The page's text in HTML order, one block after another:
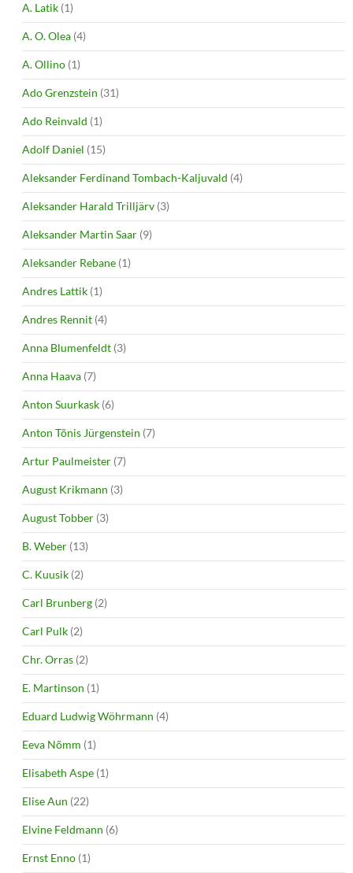
A. Latik (1)
A. O. Olea (4)
A. Ollino (1)
Ado Grenzstein (31)
Ado Reinvald (1)
Adolf Daniel (15)
Aleksander Ferdinand Tombach-Kaljuvald (4)
Aleksander Harald Trilljärv (3)
Aleksander Martin Saar (9)
Aleksander Rebane (1)
Andres Lattik (1)
Andres Rennit (4)
Anna Blumenfeldt (3)
Anna Haava (7)
Anton Suurkask (6)
Anton Tõnis Jürgenstein (7)
Artur Paulmeister (7)
August Krikmann (3)
August Tobber (3)
B. Weber (13)
C. Kuusik (2)
Carl Brunberg (2)
Carl Pulk (2)
Chr. Orras (2)
E. Martinson (1)
Eduard Ludwig Wöhrmann (4)
Eeva Nõmm (1)
Elisabeth Aspe (1)
Elise Aun (22)
Elvine Feldmann (6)
Ernst Enno (1)